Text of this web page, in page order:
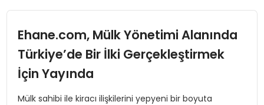
TEKNOLOJI
SPOR
Ehane.com, Mülk Yönetimi Alanında
Türkiye’de Bir İlki Gerçekleştirmek
İçin Yayında
Mülk sahibi ile kiracı ilişkilerini yepyeni bir boyuta